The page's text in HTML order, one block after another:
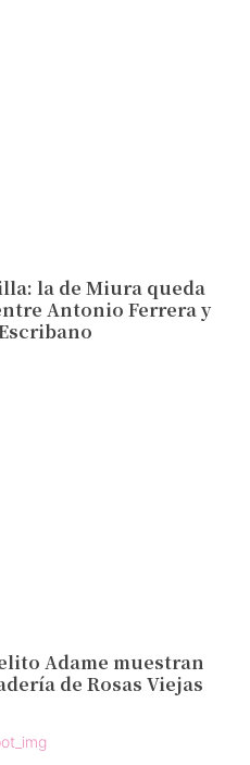
la de Miura queda
Antonio Ferrera y
Adame muestran
de Rosas Viejas